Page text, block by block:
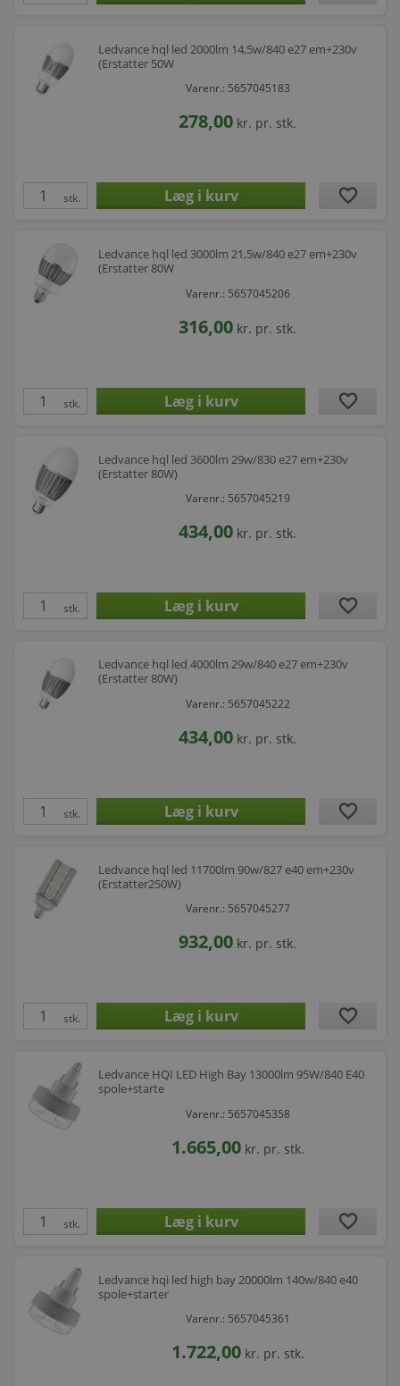
Ledvance hql led 2000lm 14,5w/840 e27 em+230v
(Erstatter 50W
Varenr.: 5657045183
278,00 kr. pr. stk.
stk. favorite
Ledvance hql led 3000lm 21,5w/840 e27 em+230v
(Erstatter 80W
Varenr.: 5657045206
316,00 kr. pr. stk.
stk. favorite
Ledvance hql led 3600lm 29w/830 e27 em+230v
(Erstatter 80W)
Varenr.: 5657045219
434,00 kr. pr. stk.
stk. favorite
Ledvance hql led 4000lm 29w/840 e27 em+230v
(Erstatter 80W)
Varenr.: 5657045222
434,00 kr. pr. stk.
stk. favorite
Ledvance hql led 11700lm 90w/827 e40 em+230v
(Erstatter250W)
Varenr.: 5657045277
932,00 kr. pr. stk.
stk. favorite
Ledvance HQI LED High Bay 13000lm 95W/840 E40
spole+starte
Varenr.: 5657045358
1.665,00 kr. pr. stk.
stk. favorite
Ledvance hqi led high bay 20000lm 140w/840 e40
spole+starter
Varenr.: 5657045361
1.722,00 kr. pr. stk.